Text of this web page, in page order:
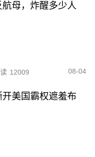
航母，炸醒多少人
12009 08-04
开美国霸权遮羞布